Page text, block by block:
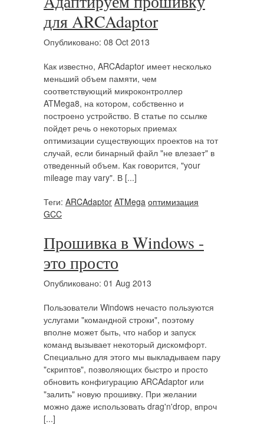
для ARCAdaptor
Опубликовано: 08 Oct 2013
Как известно, ARCAdaptor имеет несколько
меньший объем памяти, чем
соответствующий микроконтроллер
ATMega8, на котором, собственно и
построено устройство. В статье по ссылке
пойдет речь о некоторых приемах
оптимизации существующих проектов на тот
случай, если бинарный файл "не влезает" в
отведенный объем. Как говорится, "your
mileage may vary". В [...]
Теги: ARCAdaptor ATMega оптимизация
GCC
Прошивка в Windows -
это просто
Опубликовано: 01 Aug 2013
Пользователи Windows нечасто пользуются
услугами "командной строки", поэтому
вполне может быть, что набор и запуск
команд вызывает некоторый дискомфорт.
Специально для этого мы выкладываем пару
"скриптов", позволяющих быстро и просто
обновить конфигурацию ARCAdaptor или
"залить" новую прошивку. При желании
можно даже использовать drag'n'drop, впроч
[...]